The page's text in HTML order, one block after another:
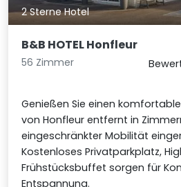
2 Sterne Hotel
B&B HOTEL Honfleur
56 Zimmer
Genießen Sie einen
von Honfleur entfernt in
eingeschränkter Mobilität
Kostenloses Privatparkplatz,
Frühstücksbuffet sorgen für
Entspannung.